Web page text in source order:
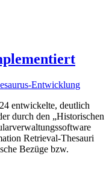
Entwicklung
entwickelte, deutlich
durch den „Historischen
Retrieval-Thesauri
Bezüge bzw.